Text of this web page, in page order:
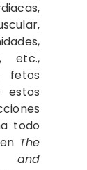
etc.,
fetos
estos
todo
The
and